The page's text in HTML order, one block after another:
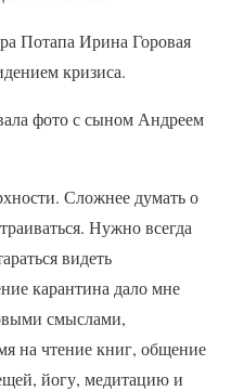
Потапа Ирина Горовая
кризиса.
фото с сыном Андреем
Сложнее думать о
Нужно всегда
видеть
карантина дало мне
смыслами,
на чтение книг, общение
йогу, медитацию и